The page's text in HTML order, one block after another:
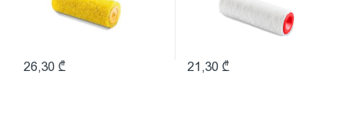
26,30 ₾ 21,30 ₾